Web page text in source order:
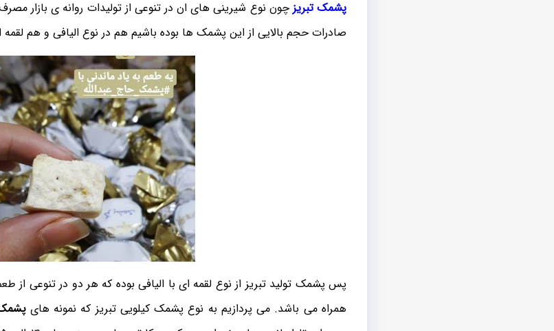
پشمک تبریز چون نوع شیرینی های ان در تنوعی از تولیدات روانه ی بازار
صادرات حجم بالایی از این پشمک ها بوده باشیم هم در نوع الیافی و هم لقمه
پس پشمک تولید تبریز از نوع لقمه ای با الیافی بوده که هر دو در تنوعی
همراه می باشد. می پردازیم به نوع پشمک کیلویی تبریز که نمونه هایپشمک